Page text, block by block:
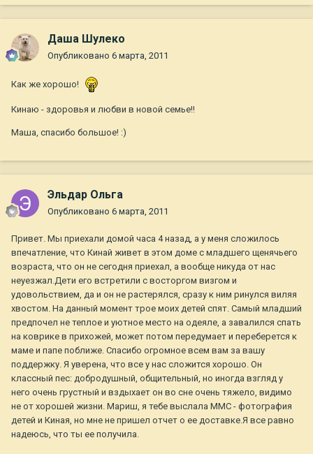
Даша Шулеко
Опубликовано 6 марта, 2011
Как же хорошо!
Кинаю - здоровья и любви в новой семье!!
Маша, спасибо большое! :)
Эльдар Ольга
Опубликовано 6 марта, 2011
Привет. Мы приехали домой часа 4 назад, а у меня сложилось
впечатление, что Кинай живет в этом доме с младшего щенячьего
возраста, что он не сегодня приехал, а вообще никуда от нас
неуезжал.Дети его встретили с восторгом визгом и
удовольствием, да и он не растерялся, сразу к ним ринулся виляя
хвостом. На данный момент трое моих детей спят. Самый младший
предпочел не теплое и уютное место на одеяле, а завалился спать
на коврике в прихожей, может потом передумает и переберется к
маме и папе поближе. Спасибо огромное всем вам за вашу
поддержку. Я уверена, что все у нас сложится хорошо. Он
классный пес: добродушный, общительный, но иногда взгляд у
него очень грустный и вздыхает он во сне очень тяжело, видимо
не от хорошей жизни. Мариш, я тебе выслала ММС - фотография
детей и Киная, но мне не пришел отчет о ее доставке.Я все равно
надеюсь, что ты ее получила.